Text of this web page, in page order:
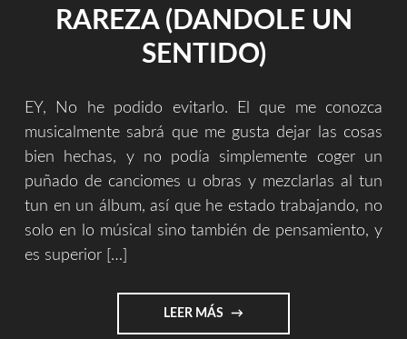
RAREZA (DANDOLE UN
SENTIDO)
EY, No he podido evitarlo. El que me conozca
musicalmente sabrá que me gusta dejar las cosas
bien hechas, y no podía simplemente coger un
puñado de canciomes u obras y mezclarlas al tun
tun en un álbum, así que he estado trabajando, no
solo en lo músical sino también de pensamiento, y
es superior […]
LEER MÁS "RAREZA
(DANDOLE